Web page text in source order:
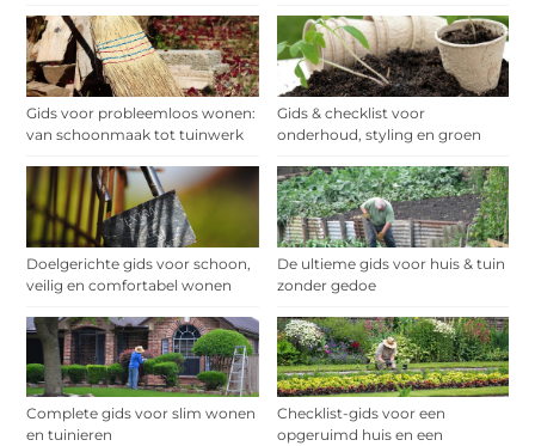
Gids voor probleemloos wonen:
van schoonmaak tot tuinwerk
Gids & checklist voor
onderhoud, styling en groen
Doelgerichte gids voor schoon,
veilig en comfortabel wonen
De ultieme gids voor huis & tuin
zonder gedoe
Complete gids voor slim wonen
en tuinieren
Checklist-gids voor een
opgeruimd huis en een